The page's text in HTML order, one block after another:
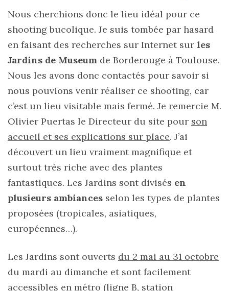
Nous cherchions donc le lieu idéal pour ce
shooting bucolique. Je suis tombée par hasard
en faisant des recherches sur Internet sur les
Jardins de Museum de Borderouge à Toulouse.
Nous les avons donc contactés pour savoir si
nous pouvions venir réaliser ce shooting, car
c’est un lieu visitable mais fermé. Je remercie M.
Olivier Puertas le Directeur du site pour son
accueil et ses explications sur place. J’ai
découvert un lieu vraiment magnifique et
surtout très riche avec des plantes
fantastiques. Les Jardins sont divisés en
plusieurs ambiances selon les types de plantes
proposées (tropicales, asiatiques,
européennes…).
Les Jardins sont ouverts du 2 mai au 31 octobre
du mardi au dimanche et sont facilement
accessibles en métro (ligne B, station